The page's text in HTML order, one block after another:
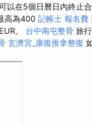
以在5個日曆日內終止
高為400 記帳士 報名費
。 台中南屯整骨 旅
玄濟宮_康復推拿整復